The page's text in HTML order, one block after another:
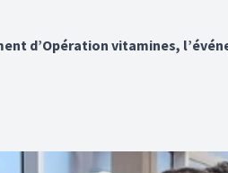
d’Opération vitamines,